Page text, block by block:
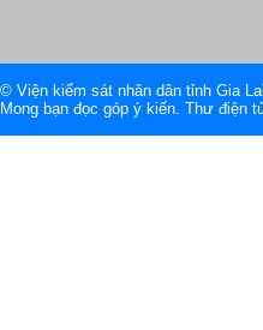
© Viện kiểm sát nhân dân tỉnh Gia
Mong bạn đọc góp ý kiến. Thư điện